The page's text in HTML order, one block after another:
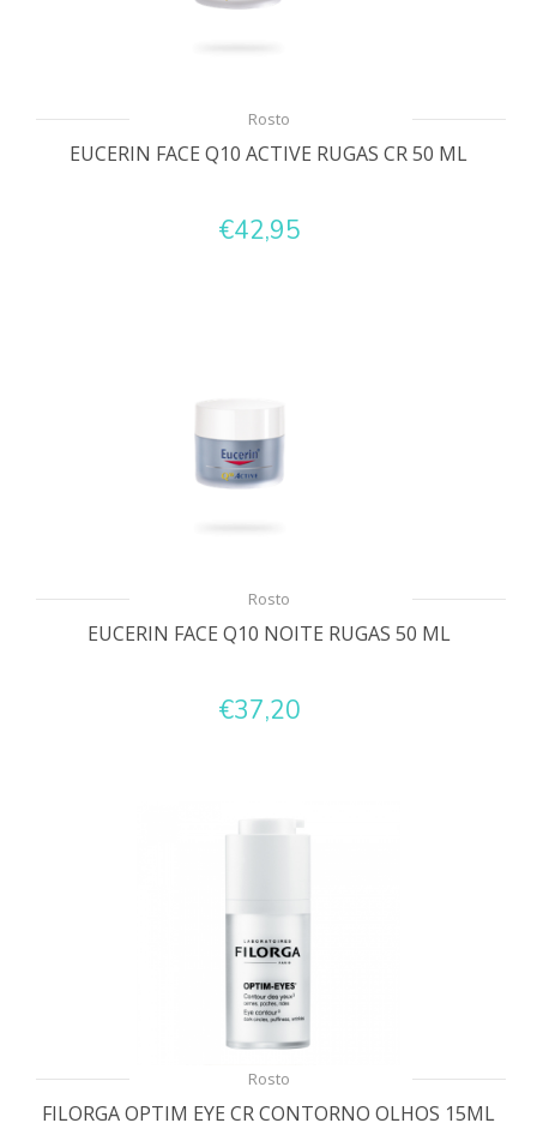
Rosto
EUCERIN FACE Q10 ACTIVE RUGAS CR 50 ML
€42,95
Rosto
EUCERIN FACE Q10 NOITE RUGAS 50 ML
€37,20
Rosto
FILORGA OPTIM EYE CR CONTORNO OLHOS 15ML